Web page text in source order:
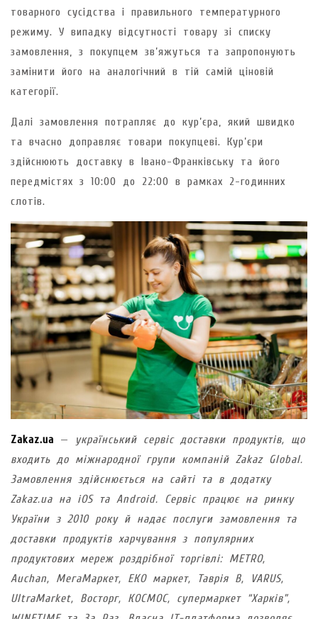
товарного сусідства і правильного температурного
режиму. У випадку відсутності товару зі списку
замовлення, з покупцем зв’яжуться та запропонують
замінити його на аналогічний в тій самій ціновій
категорії.
Далі замовлення потрапляє до кур’єра, який швидко
та вчасно доправляє товари покупцеві. Кур’єри
здійснюють доставку в Івано-Франківську та його
передмістях з 10:00 до 22:00 в рамках 2-годинних
слотів.
Zakaz.ua —
український сервіс доставки продуктів, що
входить до міжнародної групи компаній Zakaz Global.
Замовлення здійснюється на сайті та в додатку
Zakaz.ua на iOS та Android. Сервіс працює на ринку
України з 2010 року й надає послуги замовлення та
доставки продуктів харчування з популярних
продуктових мереж роздрібної торгівлі: METRO,
Аuchan, МегаМаркет, ЕКО маркет, Таврія В, VARUS,
UltraMarket, Восторг, КОСМОС, супермаркет “Харків”,